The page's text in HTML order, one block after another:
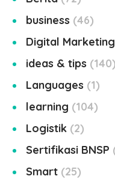
business 46
Digital Marketing
ideas & tips
140
Languages
1
learning
104
Logistik 2
Sertifikasi BNSP
Smart 25